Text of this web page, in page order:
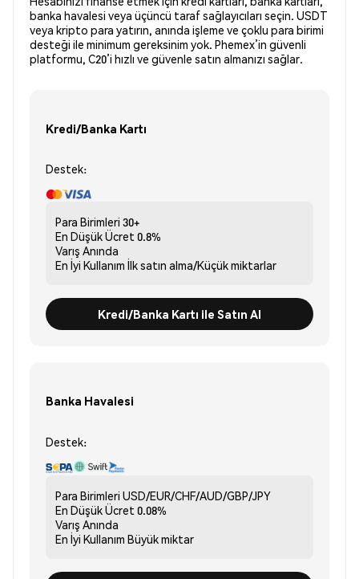
banka havalesi veya üçüncü taraf sağlayıcıları seçin. USDT
veya kripto para yatırın, anında işleme ve çoklu para birimi
desteği ile minimum gereksinim yok. Phemex’in güvenli
platformu, C20’i hızlı ve güvenle satın almanızı sağlar.
Kredi/Banka Kartı
Destek:
Para Birimleri 30+
En Düşük Ücret 0.8%
Varış Anında
En İyi Kullanım İlk satın alma/Küçük miktarlar
Kredi/Banka Kartı ile Satın Al
Banka Havalesi
Destek:
Para Birimleri USD/EUR/CHF/AUD/GBP/JPY
En Düşük Ücret 0.08%
Varış Anında
En İyi Kullanım Büyük miktar